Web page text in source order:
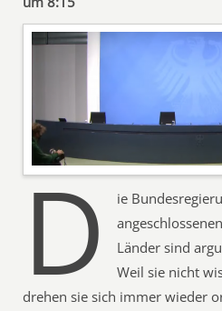
D
ie
Länder sind
Weil sie nicht
drehen sie sich immer wieder